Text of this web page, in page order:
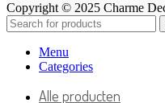
Copyright © 2025 Charme
Menu
Categories
Alle producten